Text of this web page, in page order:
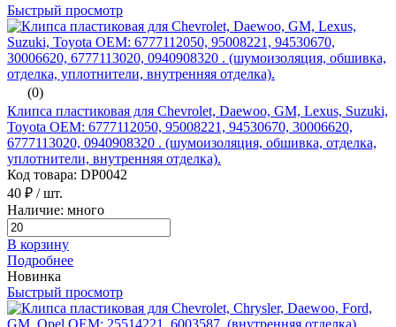
Быстрый просмотр
(0)
Клипса пластиковая для Chevrolet, Daewoo, GM, Lexus, Suzuki,
Toyota ОЕМ: 6777112050, 95008221, 94530670, 30006620,
6777113020, 0940908320 . (шумоизоляция, обшивка, отделка,
уплотнители, внутренняя отделка).
Код товара: DP0042
40 ₽ / шт.
Наличие: много
В корзину
Подробнее
Новинка
Быстрый просмотр